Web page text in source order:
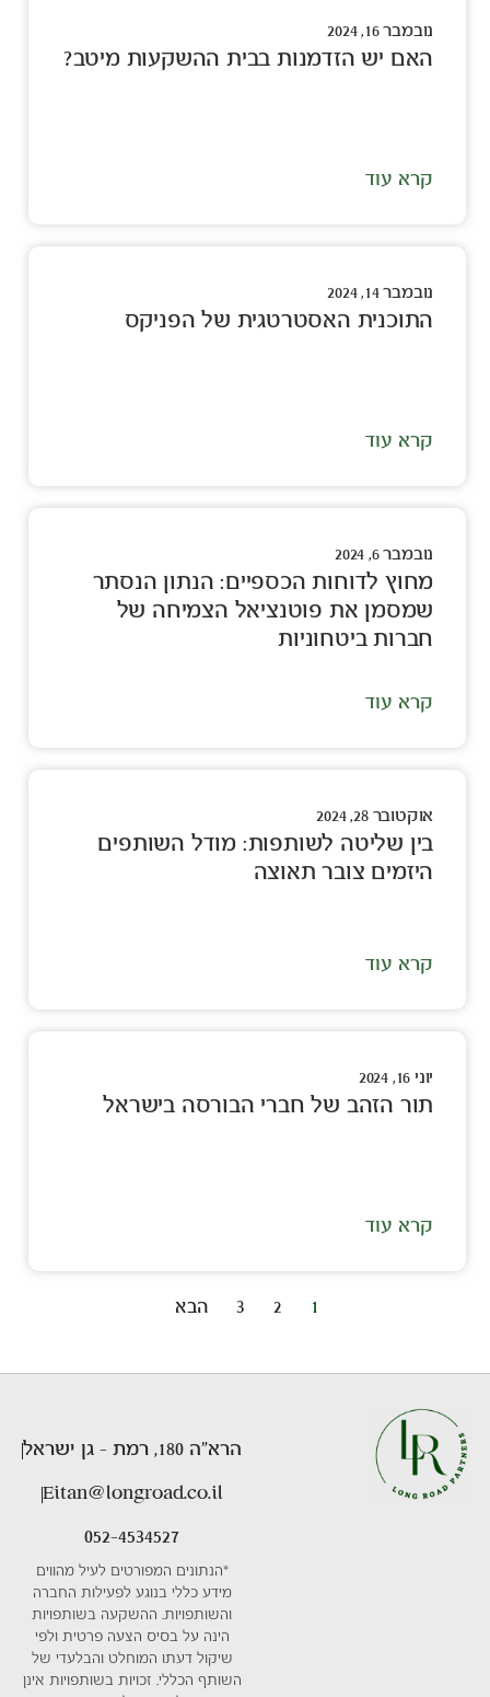
נובמבר 16, 2024
האם יש הזדמנות בבית ההשקעות מיטב?
קרא עוד
נובמבר 14, 2024
התוכנית האסטרטגית של הפניקס
קרא עוד
נובמבר 6, 2024
מחוץ לדוחות הכספיים: הנתון הנסתר
שמסמן את פוטנציאל הצמיחה של
חברות ביטחוניות
קרא עוד
אוקטובר 28, 2024
בין שליטה לשותפות: מודל השותפים
היזמים צובר תאוצה
קרא עוד
יוני 16, 2024
תור הזהב של חברי הבורסה בישראל
קרא עוד
1
2
3 הבא
הרא״ה 180, רמת - גן ישראל
Eitan@longroad.co.il
052-4534527
*הנתונים המפורטים לעיל מהווים
מידע כללי בנוגע לפעילות החברה
והשותפויות. ההשקעה בשותפויות
הינה על בסיס הצעה פרטית ולפי
שיקול דעתו המוחלט והבלעדי של
השותף הכללי. זכויות בשותפויות אינן